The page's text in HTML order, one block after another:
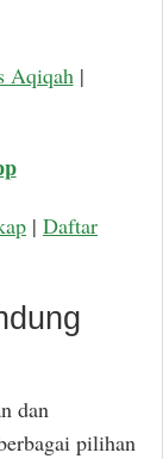
Aqiqah|
| Daftar
dan
pilihan